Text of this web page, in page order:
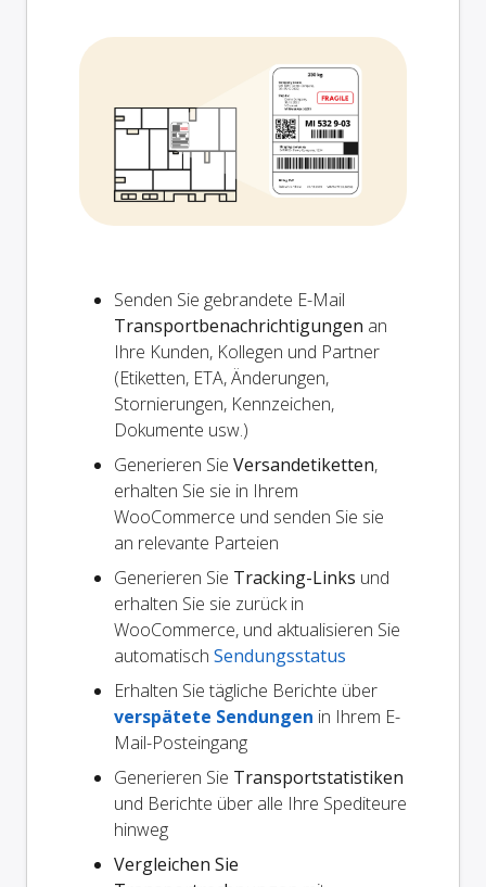
Senden Sie gebrandete E-Mail
Transportbenachrichtigungen an
Ihre Kunden, Kollegen und Partner
(Etiketten, ETA, Änderungen,
Stornierungen, Kennzeichen,
Dokumente usw.)
Generieren Sie Versandetiketten,
erhalten Sie sie in Ihrem
WooCommerce und senden Sie sie
an relevante Parteien
Generieren Sie Tracking-Links und
erhalten Sie sie zurück in
WooCommerce, und aktualisieren Sie
automatisch Sendungsstatus
Erhalten Sie tägliche Berichte über
verspätete Sendungen in Ihrem E-
Mail-Posteingang
Generieren Sie Transportstatistiken
und Berichte über alle Ihre Spediteure
hinweg
Vergleichen Sie